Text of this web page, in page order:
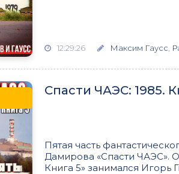
12:29:26 Максим Гаусс
Спасти ЧАЭС: 1985.
Пятая часть
Дамирова «Спасти ЧАЭС».
Книга 5» занимался Игорь